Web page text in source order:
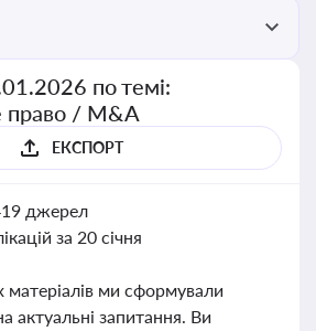
по темі:
право / M&A
ЕКСПОРТ
джерел
за 20 січня
матеріалів ми сформували
актуальні запитання. Ви